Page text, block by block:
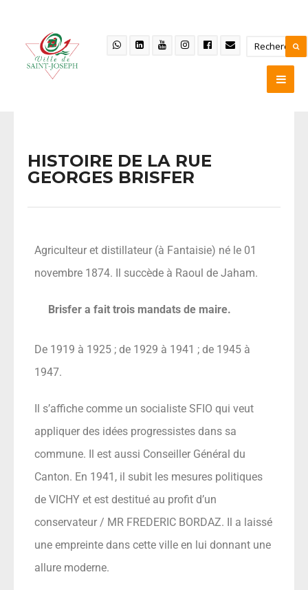
HISTOIRE DE LA RUE
GEORGES BRISFER
Agriculteur et distillateur (à Fantaisie) né le 01
novembre 1874. Il succède à Raoul de Jaham.
Brisfer a fait trois mandats de maire.
De 1919 à 1925 ; de 1929 à 1941 ; de 1945 à
1947.
Il s’affiche comme un socialiste SFIO qui veut
appliquer des idées progressistes dans sa
commune. Il est aussi Conseiller Général du
Canton. En 1941, il subit les mesures politiques
de VICHY et est destitué au profit d’un
conservateur / MR FREDERIC BORDAZ. Il a laissé
une empreinte dans cette ville en lui donnant une
allure moderne.